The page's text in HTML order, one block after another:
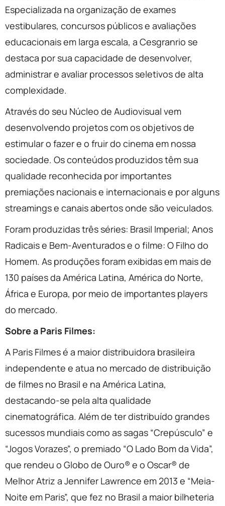
Especializada na organização de exames
vestibulares, concursos públicos e avaliações
educacionais em larga escala, a Cesgranrio se
destaca por sua capacidade de desenvolver,
administrar e avaliar processos seletivos de alta
complexidade.
Através do seu Núcleo de Audiovisual vem
desenvolvendo projetos com os objetivos de
estimular o fazer e o fruir do cinema em nossa
sociedade. Os conteúdos produzidos têm sua
qualidade reconhecida por importantes
premiações nacionais e internacionais e por alguns
streamings e canais abertos onde são veiculados.
Foram produzidas três séries: Brasil Imperial; Anos
Radicais e Bem-Aventurados e o filme: O Filho do
Homem. As produções foram exibidas em mais de
130 países da América Latina, América do Norte,
África e Europa, por meio de importantes players
do mercado.
Sobre a Paris Filmes:
A Paris Filmes é a maior distribuidora brasileira
independente e atua no mercado de distribuição
de filmes no Brasil e na América Latina,
destacando-se pela alta qualidade
cinematográfica. Além de ter distribuído grandes
sucessos mundiais como as sagas “Crepúsculo” e
“Jogos Vorazes”, o premiado “O Lado Bom da Vida”,
que rendeu o Globo de Ouro®️ e o Oscar®️ de
Melhor Atriz a Jennifer Lawrence em 2013 e “Meia-
Noite em Paris”, que fez no Brasil a maior bilheteria